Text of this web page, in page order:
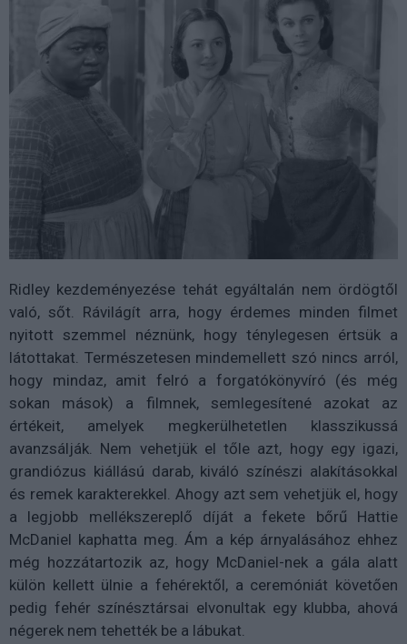
Ridley kezdeményezése tehát egyáltalán nem ördögtől
való, sőt. Rávilágít arra, hogy érdemes minden filmet
nyitott szemmel néznünk, hogy ténylegesen értsük a
látottakat. Természetesen mindemellett szó nincs arról,
hogy mindaz, amit felró a forgatókönyvíró (és még
sokan mások) a filmnek, semlegesítené azokat az
értékeit, amelyek megkerülhetetlen klasszikussá
avanzsálják. Nem vehetjük el tőle azt, hogy egy igazi,
grandiózus kiállású darab, kiváló színészi alakításokkal
és remek karakterekkel. Ahogy azt sem vehetjük el, hogy
a legjobb mellékszereplő díját a fekete bőrű Hattie
McDaniel kaphatta meg. Ám a kép árnyalásához ehhez
még hozzátartozik az, hogy McDaniel-nek a gála alatt
külön kellett ülnie a fehérektől, a ceremóniát követően
pedig fehér színésztársai elvonultak egy klubba, ahová
négerek nem tehették be a lábukat.